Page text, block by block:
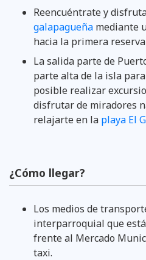
Reencuéntrate y
galapagueña mediante
hacia la primera
La salida parte de
parte alta de la isla
posible realizar
disfrutar de miradores
relajarte en la playa El
¿Cómo llegar?
Los medios de
interparroquial que
frente al Mercado
taxi.